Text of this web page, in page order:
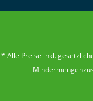
* Alle Preise inkl.